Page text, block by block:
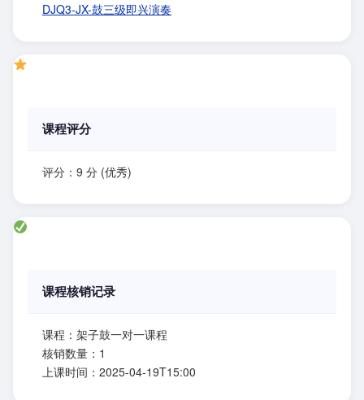
DJQ3-JX-鼓三级即兴演奏
课程评分
评分：9 分 (优秀)
课程核销记录
课程：架子鼓一对一课程
核销数量：1
上课时间：2025-04-19T15:00